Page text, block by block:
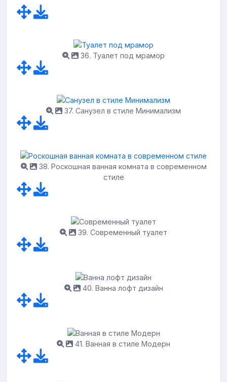
36. Туалет под мрамор
37. Санузел в стиле Минимализм
38. Роскошная ванная комната в современном
стиле
39. Современный туалет
40. Ванна лофт дизайн
41. Ванная в стиле Модерн